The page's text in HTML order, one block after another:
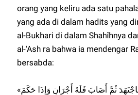
orang yang keliru ada satu
yang ada di dalam hadits yang
al-Bukhari di dalam Shahîhnya
al-‘Ash ra bahwa ia mendengar
bersabda:
«إِذَا حَكَمَ الْحَاكِمُ فَاجْتَهَدَ ثُمَّ أَصَابَ فَلَهُ أَجْرَانِ وَإِذَا حَكَمَ